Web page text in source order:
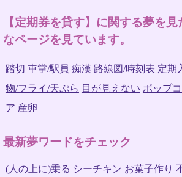
【定期券を貸す】に関する夢を
なページを見ています。
踏切 車掌/駅員 痴漢 路線図/時刻表 定期
物/フライ/天ぷら 目が見えない ポップ
ア 産卵
最新夢ワードをチェック
(人の上に)乗る シーチキン お菓子作り